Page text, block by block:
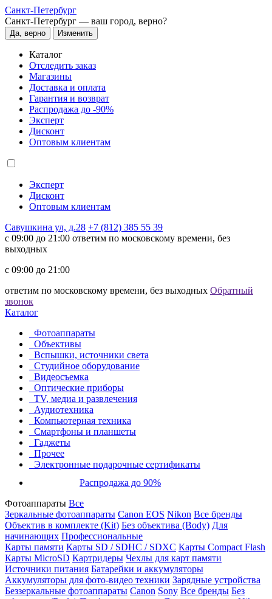
Санкт-Петербург
Санкт-Петербург — ваш город, верно?
Да, верно Изменить
Каталог
Отследить заказ
Магазины
Доставка и оплата
Гарантия и возврат
Распродажа до -90%
Эксперт
Дисконт
Оптовым клиентам
Эксперт
Дисконт
Оптовым клиентам
Савушкина ул, д.28 +7 (812) 385 55 39
c 09:00 до 21:00 ответим по московскому времени, без
выходных
c 09:00 до 21:00
ответим по московскому времени, без выходных Обратный
звонок
Каталог
Фотоаппараты
Объективы
Вспышки, источники света
Студийное оборудование
Видеосъемка
Оптические приборы
TV, медиа и развлечения
Аудиотехника
Компьютерная техника
Смартфоны и планшеты
Гаджеты
Прочее
Электронные подарочные сертификаты
Распродажа до 90%
Фотоаппараты Все
Зеркальные фотоаппараты Canon EOS Nikon Все бренды
Объектив в комплекте (Kit) Без объектива (Body) Для
начинающих Профессиональные
Карты памяти Карты SD / SDHC / SDXC Карты Compact Flash
Карты MicroSD Картридеры Чехлы для карт памяти
Источники питания Батарейки и аккумуляторы
Аккумуляторы для фото-видео техники Зарядные устройства
Беззеркальные фотоаппараты Canon Sony Все бренды Без